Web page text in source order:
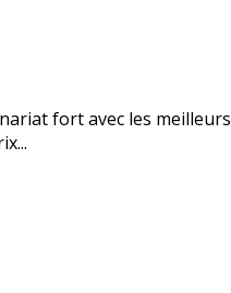
fort avec les meilleurs